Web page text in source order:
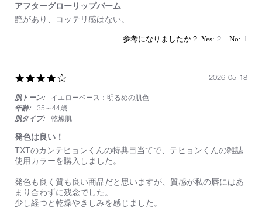
rating
アフターグローリップバーム
Review
Jun
review
タ
グ
ー
リ
ッ
バ
ー
ム
艶があり、コッテリ感はない。
2 1
rating
肌トーン:
イエローベース：明るめの肌色
年齢:
35～44歳
肌タイプ:
乾燥肌
発色は良い！
Review
by
18
May
2026
review
stating
色
は
良
い！
TXTのカンテヒョンくんの特典目当てで、テヒョンくんの雑誌
使用カラーを購入しました。
発色も良く質も良い商品だと思いますが、質感が私の唇にはあ
まり合わずに残念でした。
少し経つと乾燥やきしみを感じました。
2026-05-18